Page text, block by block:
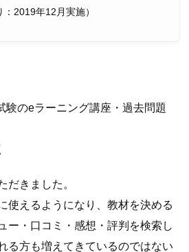
：2019年12月実施）
験のeラーニング講座・過去問題
だきました。
使えるようになり、教材を決める
ー・口コミ・感想・評判を検索し
る方も増えてきているのではない